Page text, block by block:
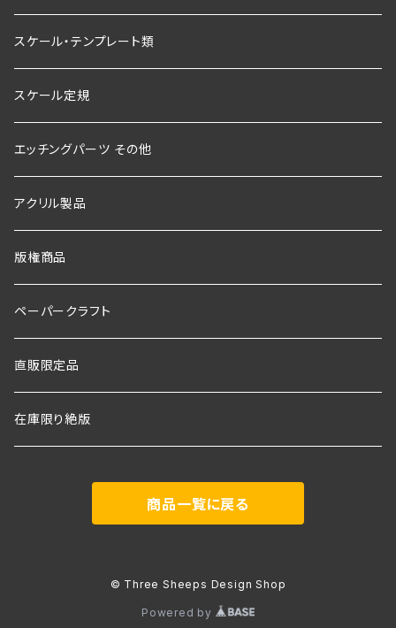
スケール・テンプレート類
スケール定規
エッチングパーツ その他
アクリル製品
版権商品
ペーパークラフト
直販限定品
在庫限り絶版
商品一覧に戻る
© Three Sheeps Design Shop
Powered by